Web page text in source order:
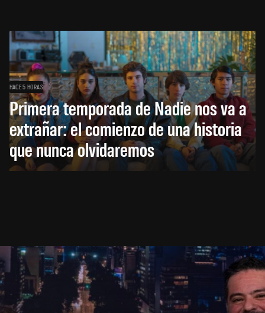
HACE 5 HORAS
Primera temporada de Nadie nos va a
extrañar: el comienzo de una historia
que nunca olvidaremos